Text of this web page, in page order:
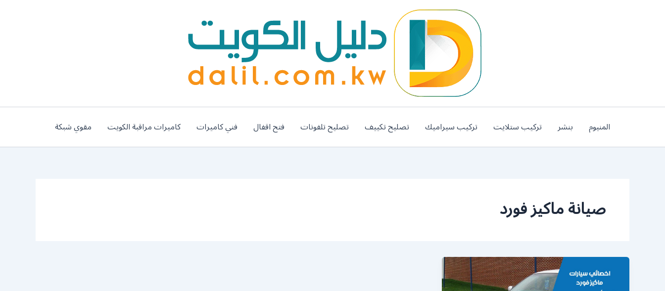
المنيوم بنشر تركيب ستلايت تركيب سيراميك تصليح تكييف تصليح تلفونات فتح اقفال فني كاميرات كاميرات مراقبة الكويت مقوي شبكة
صيانة ماكيز فورد